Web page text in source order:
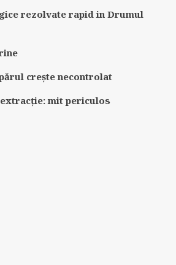
rezolvate rapid in Drumul
crește necontrolat
mit periculos